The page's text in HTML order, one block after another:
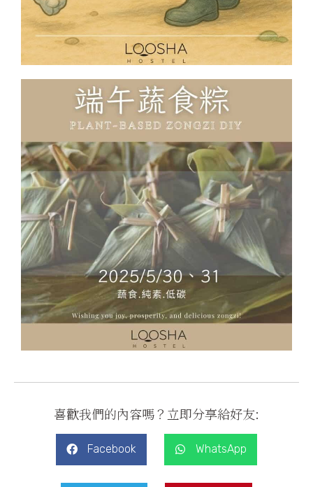
喜歡我們的內容嗎？立即分享給好友:
Facebook WhatsApp